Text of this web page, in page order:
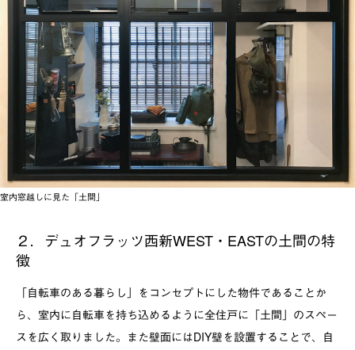
室内窓越しに見た「土間」
２．デュオフラッツ西新WEST・EASTの土間の特
徴
「自転車のある暮らし」をコンセプトにした物件であることか
ら、室内に自転車を持ち込めるように全住戸に「土間」のスペー
スを広く取りました。また壁面にはDIY壁を設置することで、自